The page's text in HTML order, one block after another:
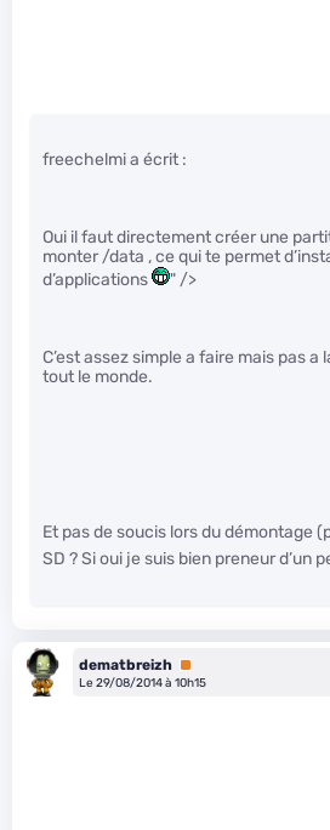
freechelmi a écrit :
Oui il faut directement créer une
monter /data , ce qui te permet
d’applications
" />
C’est assez simple a faire mais pas
tout le monde.
Et pas de soucis lors du démontage
SD ? Si oui je suis bien preneur d’un
dematbreizh Premium
Le 29/08/2014 à 10h15